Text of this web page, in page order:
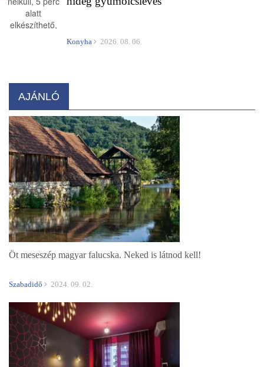
Konyha 2026. 08. 06.
AJÁNLÓ
Öt meseszép magyar falucska. Neked is látnod kell!
Szabadidő 2024. 09. 02.